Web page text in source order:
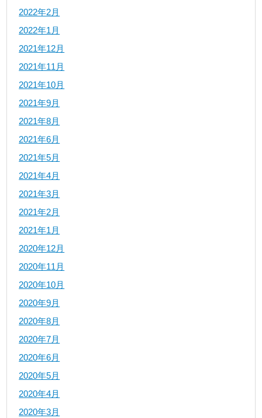
2022年2月
2022年1月
2021年12月
2021年11月
2021年10月
2021年9月
2021年8月
2021年6月
2021年5月
2021年4月
2021年3月
2021年2月
2021年1月
2020年12月
2020年11月
2020年10月
2020年9月
2020年8月
2020年7月
2020年6月
2020年5月
2020年4月
2020年3月